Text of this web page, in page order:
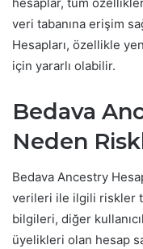
veri tabanına erişim
Hesapları, özellikle
için yararlı olabilir.
Bedava
Neden
Bedava Ancestry
verileri ile ilgili riskler
bilgileri, diğer
üyelikleri olan hesap